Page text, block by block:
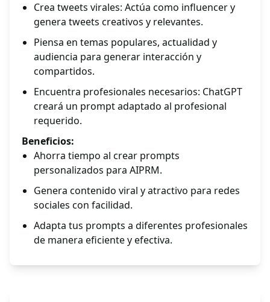
Crea tweets virales: Actúa como influencer y
genera tweets creativos y relevantes.
Piensa en temas populares, actualidad y
audiencia para generar interacción y
compartidos.
Encuentra profesionales necesarios: ChatGPT
creará un prompt adaptado al profesional
requerido.
Beneficios:
Ahorra tiempo al crear prompts
personalizados para AIPRM.
Genera contenido viral y atractivo para redes
sociales con facilidad.
Adapta tus prompts a diferentes profesionales
de manera eficiente y efectiva.